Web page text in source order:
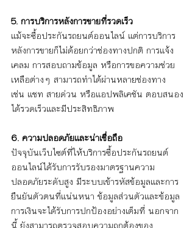
5. การบริการหลังการขายที่รวดเร็ว
แม้จะซื้อประกันรถยนต์ออนไลน์ แต่การบริการ
หลังการขายก็ไม่ด้อยกว่าช่องทางปกติ การแจ้ง
เคลม การสอบถามข้อมูล หรือการขอความช่วย
เหลือต่างๆ สามารถทำได้ผ่านหลายช่องทาง
เช่น แชท สายด่วน หรือแอปพลิเคชัน ตอบสนอง
ได้รวดเร็วและมีประสิทธิภาพ
6. ความปลอดภัยและน่าเชื่อถือ
ปัจจุบันเว็บไซต์ที่ให้บริการซื้อประกันรถยนต์
ออนไลน์ได้รับการรับรองมาตรฐานความ
ปลอดภัยระดับสูง มีระบบเข้ารหัสข้อมูลและการ
ยืนยันตัวตนที่แน่นหนา ข้อมูลส่วนตัวและข้อมูล
การเงินจะได้รับการปกป้องอย่างเต็มที่ นอกจาก